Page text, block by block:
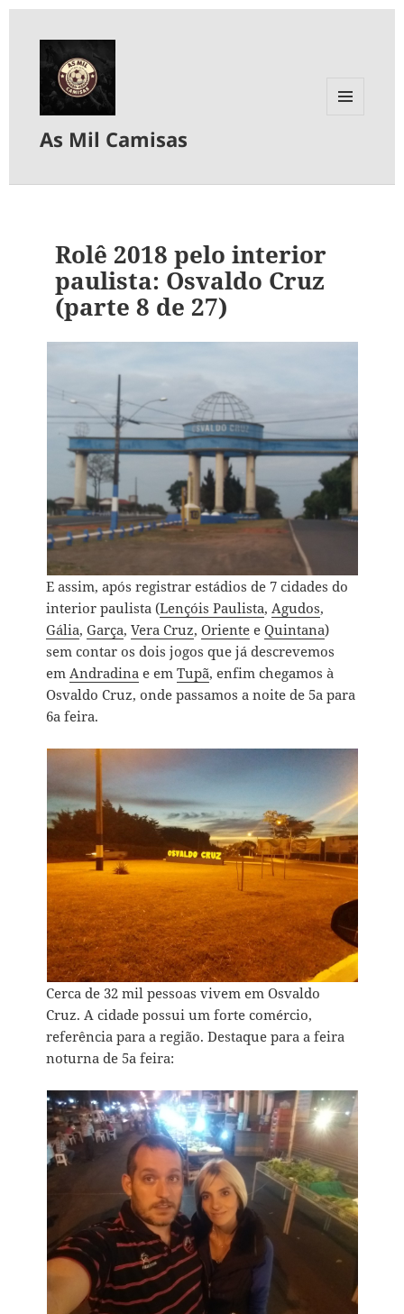
As Mil Camisas
Rolê 2018 pelo interior
paulista: Osvaldo Cruz
(parte 8 de 27)
E assim, após registrar estádios de 7 cidades do
interior paulista (Lençóis Paulista, Agudos,
Gália,Garça,Vera Cruz,Oriente eQuintana)
sem contar os dois jogos que já descrevemos
em Andradina e emTupã, enfim chegamos à
Osvaldo Cruz, onde passamos a noite de 5a para
6a feira.
Cerca de 32 mil pessoas vivem em Osvaldo
Cruz. A cidade possui um forte comércio,
referência para a região. Destaque para a feira
noturna de 5a feira: